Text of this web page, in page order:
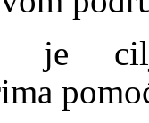
je